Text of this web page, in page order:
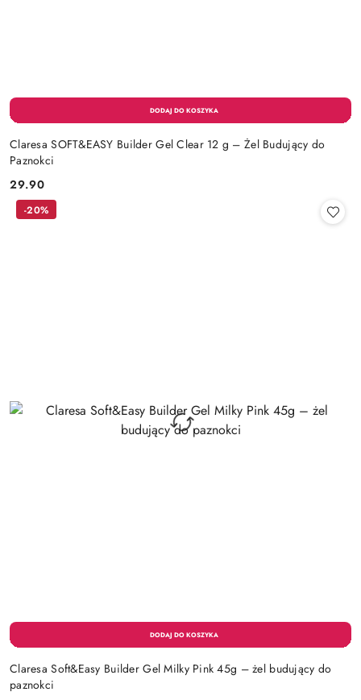
Claresa SOFT&EASY Builder Gel Clear 12 g – Żel Budujący do
Paznokci
Cena:
29.90
Claresa Soft&Easy Builder Gel Milky Pink 45g – żel budujący do
paznokci
-20%